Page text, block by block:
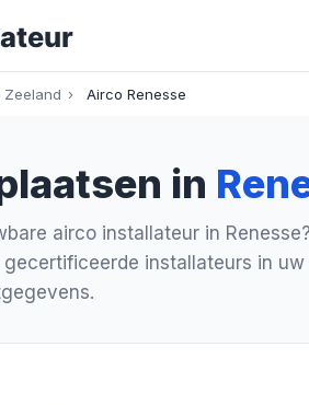
Zeeland › Airco Renesse
in
airco installateur in
installateurs in